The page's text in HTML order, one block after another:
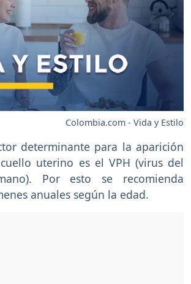
Colombia.com - Vida y Estilo
determinante para la aparición
uterino es el VPH (virus del
Por esto se recomienda
anuales según la edad.